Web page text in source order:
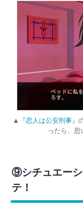
▲『恋人は公安刑事』
ったら、
⑨シチュエー
テ！